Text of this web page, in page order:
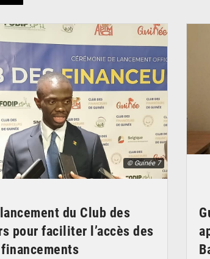
© Guinée 7
du Club des
pour faciliter l’accès des
financements